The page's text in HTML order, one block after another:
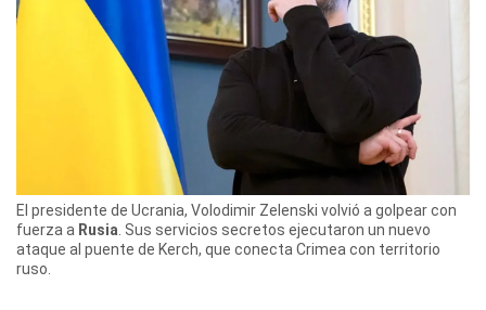
El presidente de Ucrania, Volodimir Zelenski volvió a golpear con
fuerza a Rusia. Sus servicios secretos ejecutaron un nuevo
ataque al puente de Kerch, que conecta Crimea con territorio
ruso.